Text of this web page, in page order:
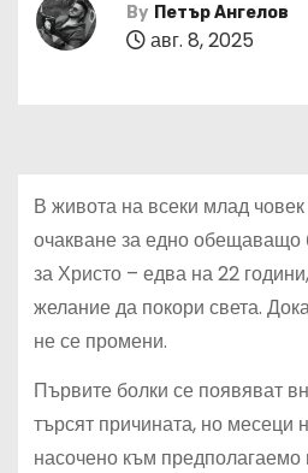
By Петър Ангелов
авг. 8, 2025
В живота на всеки млад
очакване за едно
за Христо – едва на 22
желание да покори света.
не се промени.
Първите болки се появяват
търсят причината, но месеци
насочено към предполагаемо